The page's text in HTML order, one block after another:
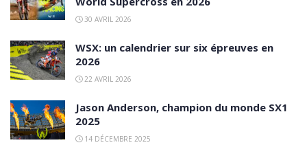
30 AVRIL 2026
WSX: un calendrier sur six épreuves en
2026
22 AVRIL 2026
Jason Anderson, champion du monde SX1
2025
14 DÉCEMBRE 2025